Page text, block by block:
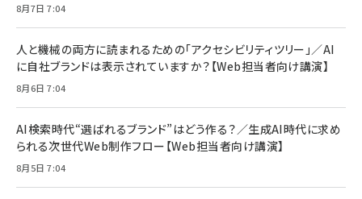
組織の成果を最大化する ルールのデザイン
￥1,980
Amazonランキングをもっと見る
全ワイヤレスイヤホン/アクティブノイズキャンセリ
技術基準適合】ブラック
￥5,990
ケーブル Anker絡まないケーブル 240W 結束バン
ド付き USB PD対応 シリコン素材採用 iPhone
17 / 16 / 15 / Galaxy iPad Pro MacBook
Pro/Air 各種対応 (1.8m ミッドナイトブラック)
￥1,890
サッポロ 生ビール 黒ラベル 350ml 缶 24本 ビー
ル ケース買い【6/30応募〆切! 黒ラベルビヤセラー
￥4,857
8月7日 7:04
人と機械の両方に読まれるための「アクセシビリティツリー」／AI
に自社ブランドは表示されていますか？【Web担当者向け講演】
8月6日 7:04
AI検索時代“選ばれるブランド”はどう作る？／生成AI時代に求め
られる次世代Web制作フロー【Web担当者向け講演】
8月5日 7:04